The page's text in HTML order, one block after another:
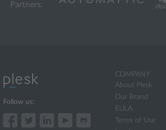
Partners:
Follow us:
COMPANY
About Plesk
Our Brand
EULA
Terms of Use